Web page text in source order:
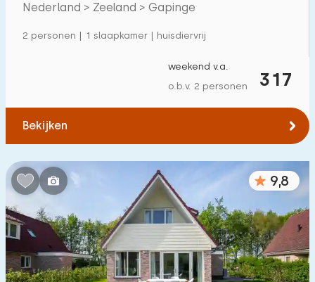
Nederland > Zeeland > Gapinge
2 personen | 1 slaapkamer | huisdiervrij
317
weekend v.a.
o.b.v. 2 personen
Bekijken
9,8